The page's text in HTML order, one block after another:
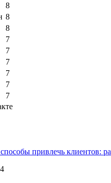
8
8
8
7
7
7
7
7
7
привлечь клиентов: